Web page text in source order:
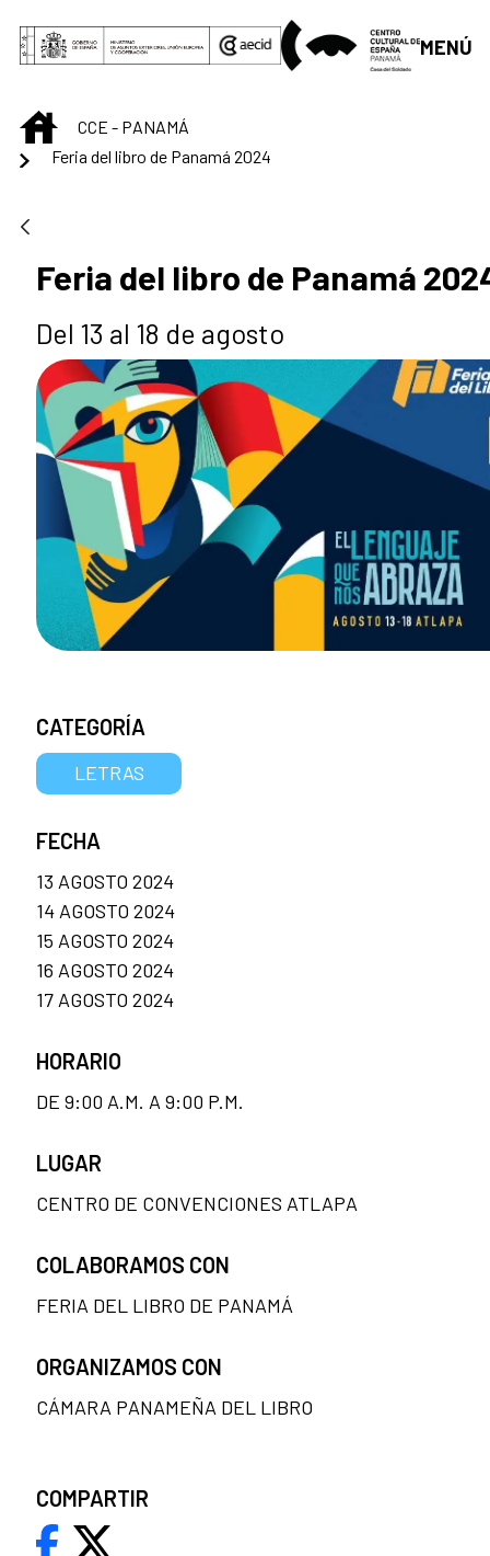
Saltar al contenido principal
MENÚ
INICIOCCE - PANAMÁ
Feria del libro de Panamá 2024
Feria del libro de Panamá
Del 13 al 18 de agosto
CATEGORÍA
LETRAS
FECHA
13 AGOSTO 2024
14 AGOSTO 2024
15 AGOSTO 2024
16 AGOSTO 2024
17 AGOSTO 2024
HORARIO
DE 9:00 A.M. A 9:00 P.M.
LUGAR
CENTRO DE CONVENCIONES ATLAPA
COLABORAMOS CON
FERIA DEL LIBRO DE PANAMÁ
ORGANIZAMOS CON
CÁMARA PANAMEÑA DEL LIBRO
COMPARTIR